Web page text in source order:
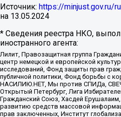
Источник: https://minjust.gov.ru/
на 13.05.2024
* Сведения реестра НКО,
иностранного агента:
Лилит, Правозащитная группа
центр немецкой и европейской
исследований, Фонд защиты прав
публичной политики, Фонд борьбы с
НАСИЛИЮ.НЕТ, Мы против СПИДа,
Открытый Петербург, Лига
Гражданский Союз, Хасдей
развитию средств массовой
прав заключенных, Институт